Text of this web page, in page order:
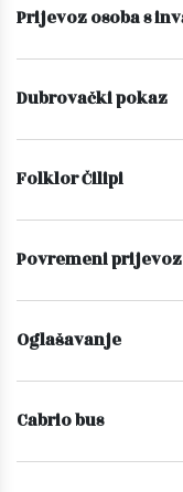
Prijevoz osoba s
Dubrovački pokaz
Folklor Čilipi
Povremeni prijevoz
Oglašavanje
Cabrio bus